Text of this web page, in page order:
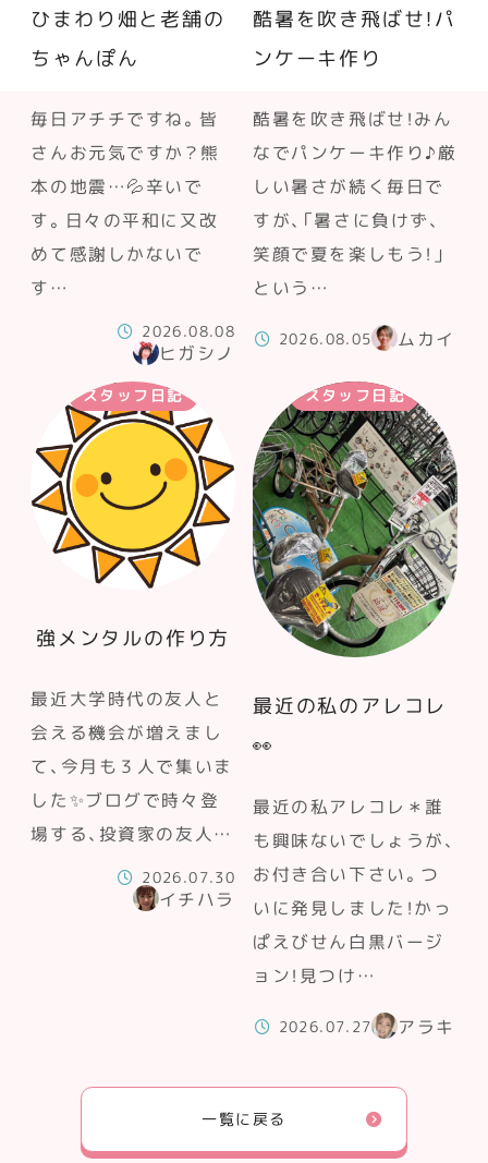
ひまわり畑と老舗の
ちゃんぽん
毎日アチチですね。皆
さんお元気ですか？熊
本の地震…💦辛いで
す。日々の平和に又改
めて感謝しかないで
す…
2026.08.08
ヒガシノ
酷暑を吹き飛ばせ！パ
ンケーキ作り
酷暑を吹き飛ばせ！みん
なでパンケーキ作り♪厳
しい暑さが続く毎日で
すが、「暑さに負けず、
笑顔で夏を楽しもう！」
という…
2026.08.05 ムカイ
スタッフ日記
強メンタルの作り方
最近大学時代の友人と
会える機会が増えまし
て、今月も３人で集いま
した✨ブログで時々登
場する、投資家の友人…
2026.07.30
イチハラ
スタッフ日記
最近の私のアレコレ
👀
最近の私アレコレ＊誰
も興味ないでしょうが、
お付き合い下さい。つ
いに発見しました！かっ
ぱえびせん白黒バージ
ョン！見つけ…
2026.07.27 アラキ
一覧に戻る